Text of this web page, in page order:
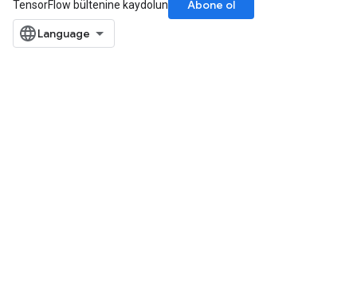
TensorFlow bültenine kaydolun
Abone ol